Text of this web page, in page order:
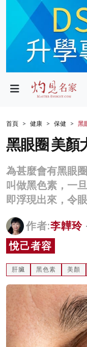
政局
財經
生活
商業
科技
影片
名家榜
灼見活動
關於我們
首頁 健康 保健 黑
黑眼圈 美顏
為甚麼會有黑眼
叫做黑色素，一
即浮現出來，令
作者:李韡玲
悅己者容
肝臟 黑色素 美顏